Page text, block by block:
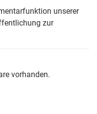
unserer
zur
vorhanden.